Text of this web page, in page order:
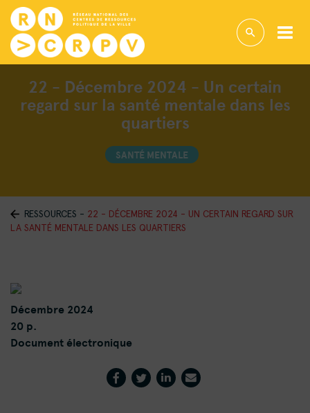
22 - Décembre 2024 - Un certain
regard sur la santé mentale dans les
quartiers
SANTÉ MENTALE
RESSOURCES - 22 - DÉCEMBRE 2024 - UN CERTAIN REGARD SUR
LA SANTÉ MENTALE DANS LES QUARTIERS
Décembre 2024
20 p.
Document électronique